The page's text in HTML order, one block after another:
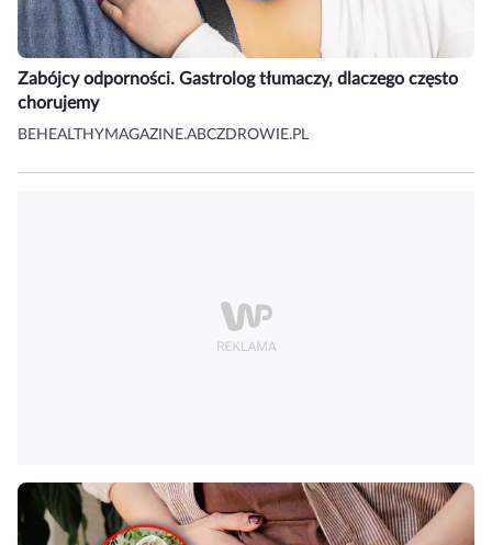
Zabójcy odporności. Gastrolog tłumaczy, dlaczego często
chorujemy
BEHEALTHYMAGAZINE.ABCZDROWIE.PL